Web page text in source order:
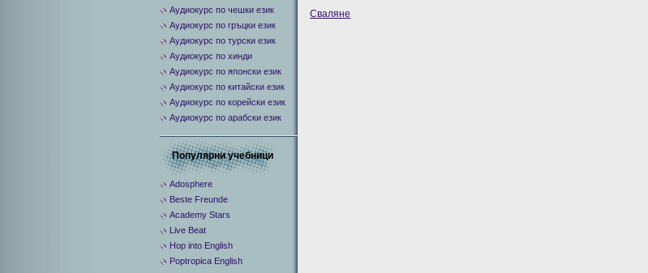
Сваляне
Аудиокурс по чешки език
Аудиокурс по гръцки език
Аудиокурс по турски език
Аудиокурс по хинди
Аудиокурс по японски език
Аудиокурс по китайски език
Аудиокурс по корейски език
Аудиокурс по арабски език
Популярни учебници
Adosphere
Beste Freunde
Academy Stars
Live Beat
Hop into English
Poptropica English